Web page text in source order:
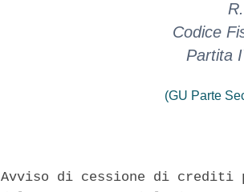
Codice
Partita
(GU Parte
Avviso di cessione di